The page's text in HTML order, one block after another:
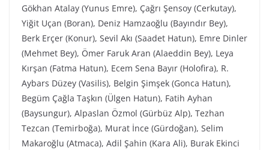
Gökhan Atalay (Yunus Emre), Çağrı Şensoy (Cerkutay),
Yiğit Uçan (Boran), Deniz Hamzaoğlu (Bayındır Bey),
Berk Erçer (Konur), Sevil Akı (Saadet Hatun), Emre Dinler
(Mehmet Bey), Ömer Faruk Aran (Alaeddin Bey), Leya
Kırşan (Fatma Hatun), Ecem Sena Bayır (Holofira), R.
Aybars Düzey (Vasilis), Belgin Şimşek (Gonca Hatun),
Begüm Çağla Taşkın (Ülgen Hatun), Fatih Ayhan
(Baysungur), Alpaslan Özmol (Gürbüz Alp), Tezhan
Tezcan (Temirboğa), Murat İnce (Gürdoğan), Selim
Makaroğlu (Atmaca), Adil Şahin (Kara Ali), Burak Ekinci